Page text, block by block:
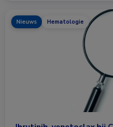
Nieuws Hematologie